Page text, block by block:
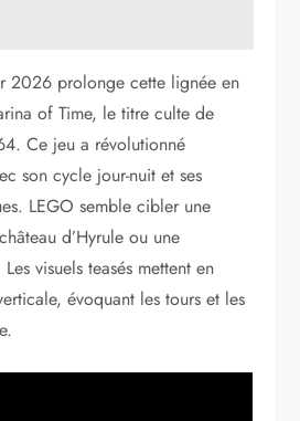
2026 prolonge cette lignée en
of Time, le titre culte de
Ce jeu a révolutionné
son cycle jour-nuit et ses
LEGO semble cibler une
d’Hyrule ou une
visuels teasés mettent en
évoquant les tours et les